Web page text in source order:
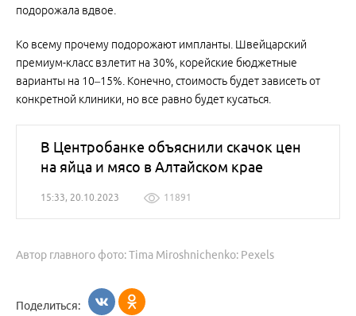
подорожала вдвое.
Ко всему прочему подорожают импланты. Швейцарский
премиум-класс взлетит на 30%, корейские бюджетные
варианты на 10–15%. Конечно, стоимость будет зависеть от
конкретной клиники, но все равно будет кусаться.
В Центробанке объяснили скачок цен
на яйца и мясо в Алтайском крае
15:33, 20.10.2023 11891
Автор главного фото: Tima Miroshnichenko: Pexels
Поделиться: